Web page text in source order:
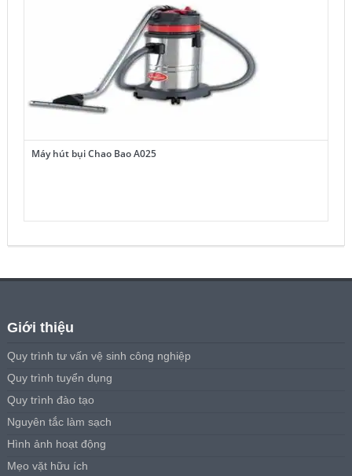
Máy hút bụi Chao Bao A025
Giới thiệu
Quy trình tư vấn vệ sinh công nghiệp
Quy trình tuyển dụng
Quy trình đào tạo
Nguyên tắc làm sạch
Hình ảnh hoạt động
Mẹo vặt hữu ích